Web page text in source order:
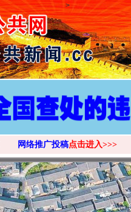
>
网络推广投稿点击进入>>>